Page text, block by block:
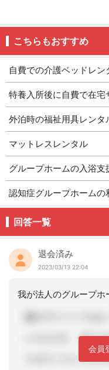
こちらもおすすめ
自費での介護ベッドレ
特養入所後に自費で在宅
外泊時の福祉用具レンタ
マットレスレンタル
グループホームの入浴支
認知症グループホーム
回答一覧
退会済み
2023/03/13 22:04
会員